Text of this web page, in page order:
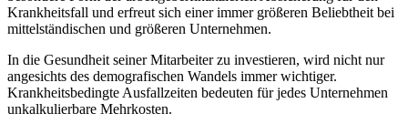
Krankheitsfall und erfreut sich einer immer größeren Beliebtheit bei
mittelständischen und größeren Unternehmen.
In die Gesundheit seiner Mitarbeiter zu investieren, wird nicht nur
angesichts des demografischen Wandels immer wichtiger.
Krankheitsbedingte Ausfallzeiten bedeuten für jedes Unternehmen
unkalkulierbare Mehrkosten.